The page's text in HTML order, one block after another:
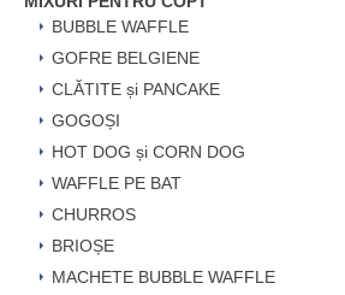
BUBBLE WAFFLE
GOFRE BELGIENE
CLĂTITE și PANCAKE
GOGOȘI
HOT DOG și CORN DOG
WAFFLE PE BAT
CHURROS
BRIOȘE
MACHETE BUBBLE WAFFLE